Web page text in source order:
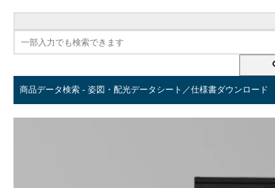
商品データ検索 - 姿図・配光データシート／仕様書ダウンロード